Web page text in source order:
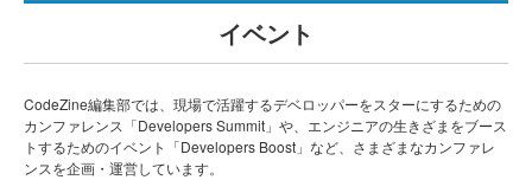
イベント
CodeZine編集部では、現場で活躍するデベロッパーをスターにするための
カンファレンス「Developers Summit」や、エンジニアの生きざまをブース
トするためのイベント「Developers Boost」など、さまざまなカンファレ
ンスを企画・運営しています。